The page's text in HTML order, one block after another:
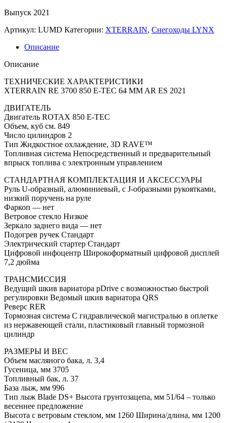
Выпуск 2021
Артикул: LUMD Категории: XTERRAIN, Снегоходы LYNX
Описание
Описание
ТЕХНИЧЕСКИЕ ХАРАКТЕРИСТИКИ
XTERRAIN RE 3700 850 E-TEC 64 MM AR ES 2021
ДВИГАТЕЛЬ
Двигатель ROTAX 850 E-TEC
Объем, куб см. 849
Число цилиндров 2
Тип Жидкостное охлаждение, 3D RAVE™
Топливная система Непосредственный и предварительный
впрыск топлива с электронным управлением
СТАНДАРТНАЯ КОМПЛЕКТАЦИЯ И АКСЕССУАРЫ
Руль U-образный, алюминиевый, с J-образными рукоятками,
низкий поручень на руле
Фаркоп — нет
Ветровое стекло Низкое
Зеркало заднего вида — нет
Подогрев ручек Стандарт
Электрический стартер Стандарт
Цифровой инфоцентр Широкоформатный цифровой дисплей
7,2 дюйма
ТРАНCМИССИЯ
Ведущий шкив вариатора pDrive с возможностью быстрой
регулировки Ведомый шкив вариатора QRS
Реверс RER
Тормозная система С гидравлической магистралью в оплетке
из нержавеющей стали, пластиковый главный тормозной
цилиндр
РАЗМЕРЫ И ВЕС
Объем масляного бака, л. 3,4
Гусеница, мм 3705
Топливный бак, л. 37
База лыж, мм 996
Тип лыж Blade DS+ Высота грунтозацепа, мм 51/64 – только
весеннее предложение
Высота с ветровым стеклом, мм 1260 Ширина/длина, мм 1200